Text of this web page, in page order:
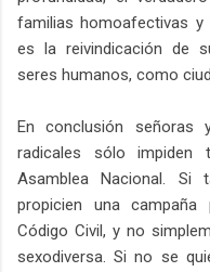
familias homoafectivas y
es la reivindicación de
seres humanos, como
En conclusión señoras
radicales sólo impiden
Asamblea Nacional. Si
propicien una
Código Civil, y no
sexodiversa. Si no se